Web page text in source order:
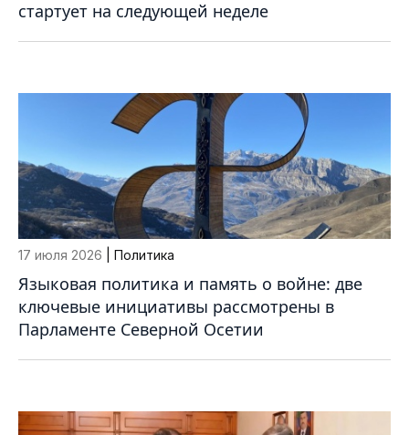
стартует на следующей неделе
17 июля 2026 | Политика
Языковая политика и память о войне: две
ключевые инициативы рассмотрены в
Парламенте Северной Осетии